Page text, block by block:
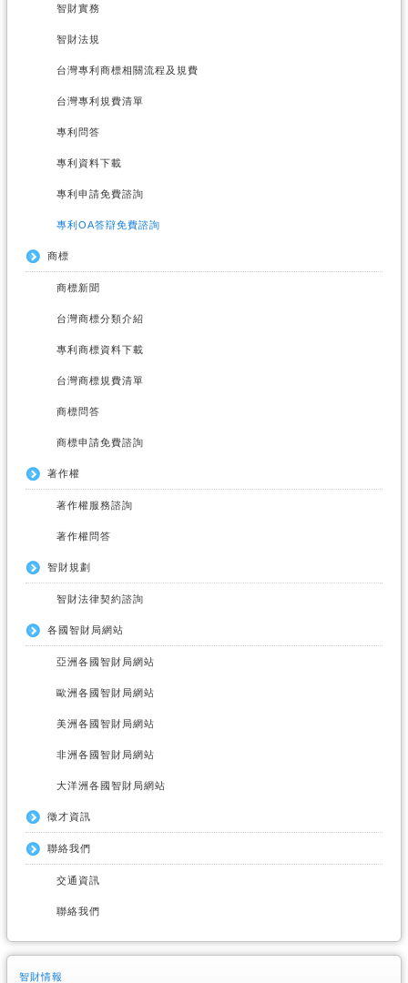
智財實務
智財法規
台灣專利商標相關流程及規費
台灣專利規費清單
專利問答
專利資料下載
專利申請免費諮詢
專利OA答辯免費諮詢
商標
商標新聞
台灣商標分類介紹
專利商標資料下載
台灣商標規費清單
商標問答
商標申請免費諮詢
著作權
著作權服務諮詢
著作權問答
智財規劃
智財法律契約諮詢
各國智財局網站
亞洲各國智財局網站
歐洲各國智財局網站
美洲各國智財局網站
非洲各國智財局網站
大洋洲各國智財局網站
徵才資訊
聯絡我們
交通資訊
聯絡我們
智財情報